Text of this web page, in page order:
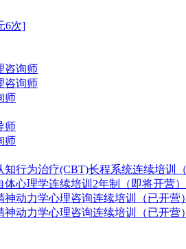
6次]
咨询师
咨询师
师
师
师
知行为治疗(CBT)长程系统连续培训
体心理学连续培训2年制（即将开营）
神动力学心理咨询连续培训（已开营）
神动力学心理咨询连续培训（已开营）